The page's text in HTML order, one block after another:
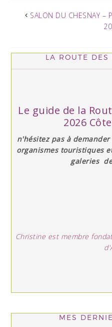
SALON DU CHESNAY –
LA ROUTE DES
Le guide de la
2026
n'hésitez pas à
organismes touristiques
galeries
Christine est membre
MES